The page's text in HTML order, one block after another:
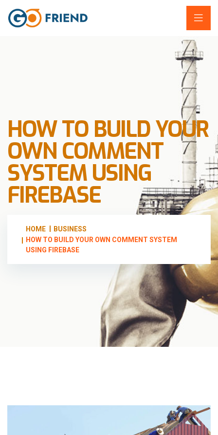
HOW TO BUILD YOUR
OWN COMMENT
SYSTEM USING
FIREBASE
HOME
BUSINESS
HOW TO BUILD YOUR OWN COMMENT SYSTEM
USING FIREBASE